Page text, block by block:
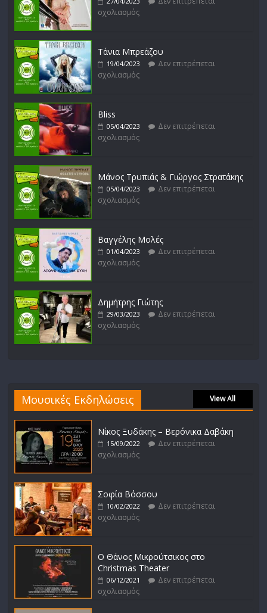
σχολιασμός
σχολιασμός
Τάνια Μπρεάζου
19/04/2023
Δεν επιτρέπεται
σχολιασμός
Bliss
05/04/2023
Δεν επιτρέπεται
σχολιασμός
Μάνος Τρυπιάς & Γιώργος Στρατάκης
05/04/2023
Δεν επιτρέπεται
σχολιασμός
Βαγγέλης Μολές
01/04/2023
Δεν επιτρέπεται
σχολιασμός
Δημήτρης Γιώτης
29/03/2023
Δεν επιτρέπεται
σχολιασμός
Μουσικές Εκδηλώσεις View All
Νίκος Ξυδάκης – Βερόνικα Δαβάκη
15/09/2022
Δεν επιτρέπεται
σχολιασμός
Σοφία Βόσσου
10/02/2022
Δεν επιτρέπεται
σχολιασμός
Ο Θάνος Μικρούτσικος στο
Christmas Theater
06/12/2021
Δεν επιτρέπεται
σχολιασμός